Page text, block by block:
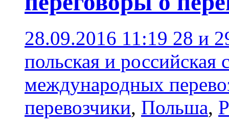
28.09.2016 11:19 28 и
польская и
международных
перевозчики, Польша,